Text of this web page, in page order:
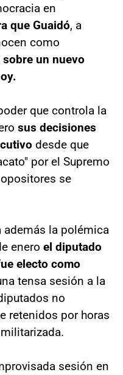
en
que Guaidó, a
como
un nuevo
que controla la
sus decisiones
desde que
por el Supremo
se
además la polémica
enero el diputado
electo como
tensa sesión a la
no
retenidos por horas
sesión en